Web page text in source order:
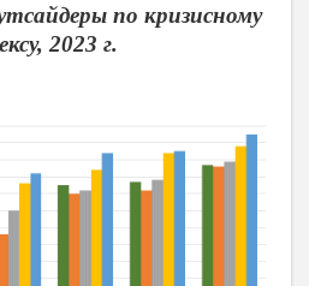
по кризисному
2023 г.